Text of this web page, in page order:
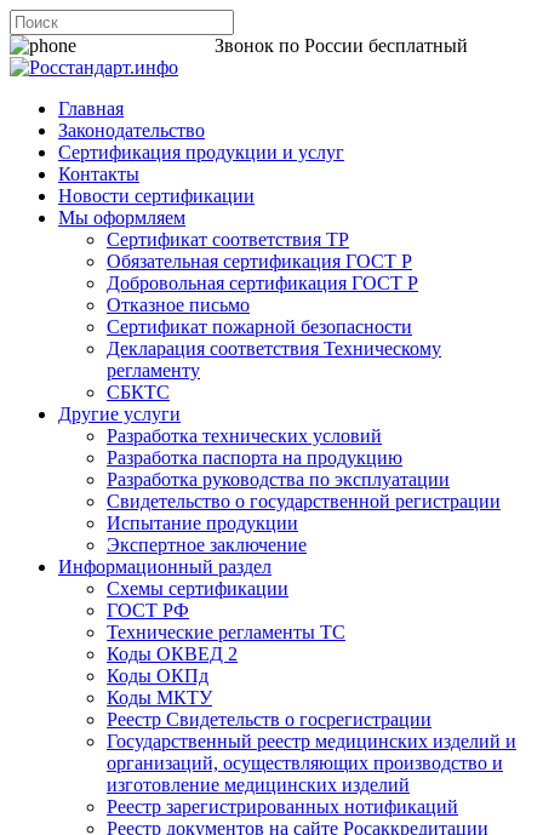
Звонок по России бесплатный
Главная
Законодательство
Сертификация продукции и услуг
Контакты
Новости сертификации
Мы оформляем
Сертификат соответствия ТР
Обязательная сертификация ГОСТ Р
Добровольная сертификация ГОСТ Р
Отказное письмо
Сертификат пожарной безопасности
Декларация соответствия Техническому
регламенту
СБКТС
Другие услуги
Разработка технических условий
Разработка паспорта на продукцию
Разработка руководства по эксплуатации
Свидетельство о государственной регистрации
Испытание продукции
Экспертное заключение
Информационный раздел
Схемы сертификации
ГОСТ РФ
Технические регламенты ТС
Коды ОКВЕД 2
Коды ОКПд
Коды МКТУ
Реестр Свидетельств о госрегистрации
Государственный реестр медицинских изделий и
организаций, осуществляющих производство и
изготовление медицинских изделий
Реестр зарегистрированных нотификаций
Реестр документов на сайте Росаккредитации